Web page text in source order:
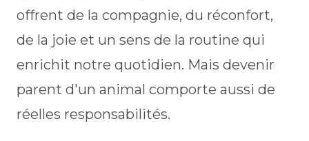
offrent de la compagnie, du réconfort,
de la joie et un sens de la routine qui
enrichit notre quotidien. Mais devenir
parent d'un animal comporte aussi de
réelles responsabilités.